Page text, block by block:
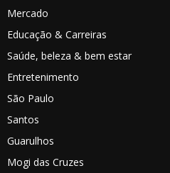
Mercado
Educação & Carreiras
Saúde, beleza & bem estar
Entretenimento
São Paulo
Santos
Guarulhos
Mogi das Cruzes